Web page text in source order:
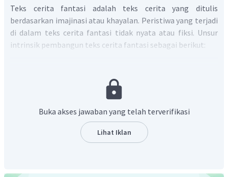
Teks cerita fantasi adalah teks cerita yang ditulis
berdasarkan imajinasi atau khayalan. Peristiwa yang terjadi
di dalam teks cerita fantasi tidak nyata atau fiksi. Unsur
intrinsik pembangun teks cerita fantasi sebagai berikut:
: orang yang terlibat di dalam
cerita beserta wataknya masing-masing.
dalam cerita.
: urutan peristiwa dalam cerita.
: pesan yang terkandung dalam cerita.
Berdasarkan kutipan:
Buka akses jawaban yang telah terverifikasi
Lihat Iklan